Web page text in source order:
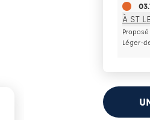
À ST
Léger-